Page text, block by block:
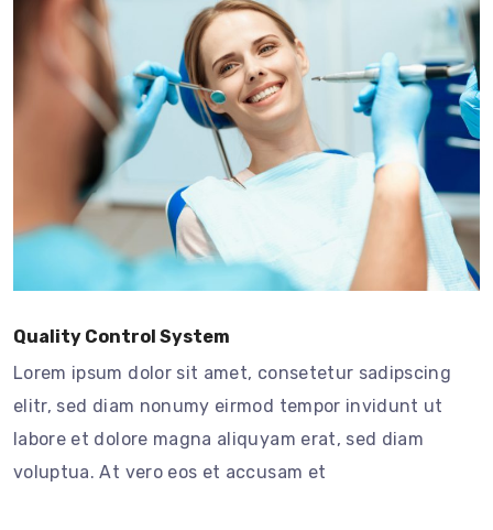
Quality Control System
Lorem ipsum dolor sit amet, consetetur sadipscing
elitr, sed diam nonumy eirmod tempor invidunt ut
labore et dolore magna aliquyam erat, sed diam
voluptua. At vero eos et accusam et